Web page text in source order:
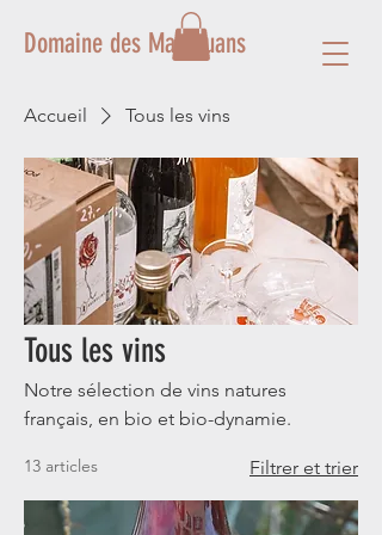
Domaine des Mathouans
Accueil Tous les vins
Tous les vins
Notre sélection de vins natures
français, en bio et bio-dynamie.
13 articles Filtrer et trier